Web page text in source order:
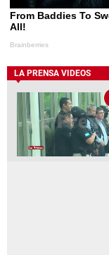
LA PRENSA VIDEOS